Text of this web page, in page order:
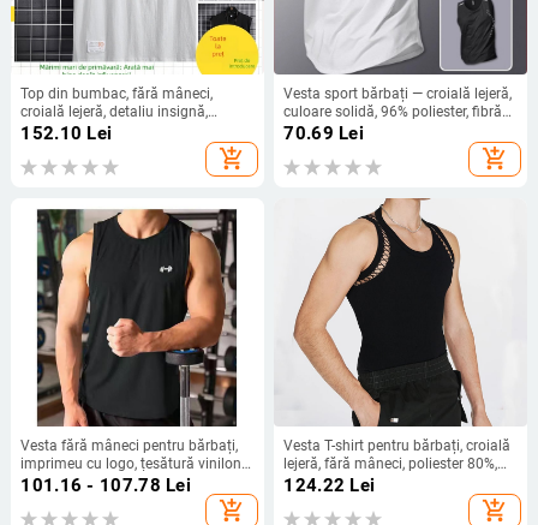
Top din bumbac, fără mâneci,
croială lejeră, detaliu insignă,
margine dreaptă
152.10 Lei
add_shopping_cart
Vesta sport bărbați — croială lejeră,
culoare solidă, 96% poliester, fibră
poliesterică, primăvară
70.69 Lei
add_shopping_cart
Vesta fără mâneci pentru bărbați,
imprimeu cu logo, țesătură vinilon-
poliester, vară 2024, croi strâns
101.16 - 107.78 Lei
add_shopping_cart
Vesta T-shirt pentru bărbați, croială
lejeră, fără mâneci, poliester 80%,
model desen animat
124.22 Lei
add_shopping_cart